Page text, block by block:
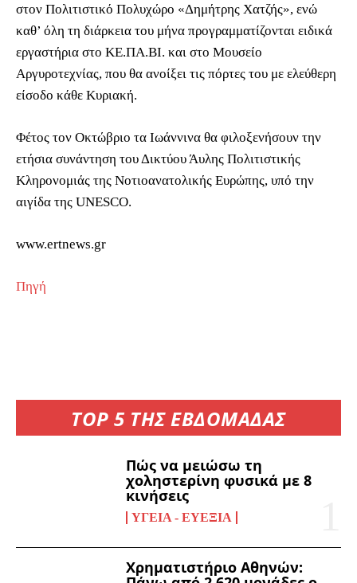
TOP 5 ΤΗΣ ΕΒΔΟΜΑΔΑΣ
Πώς να μειώσω τη
χοληστερίνη φυσικά με 8
κινήσεις
ΥΓΕΊΑ - ΕΥΕΞΊΑ
Χρηματιστήριο Αθηνών:
στον Πολιτιστικό Πολυχώρο «Δημήτρης Χατζής», ενώ
καθ’ όλη τη διάρκεια του μήνα προγραμματίζονται ειδικά
εργαστήρια στο ΚΕ.ΠΑ.ΒΙ. και στο Μουσείο
Αργυροτεχνίας, που θα ανοίξει τις πόρτες του με ελεύθερη
είσοδο κάθε Κυριακή.
Φέτος τον Οκτώβριο τα Ιωάννινα θα φιλοξενήσουν την
ετήσια συνάντηση του Δικτύου Άυλης Πολιτιστικής
Κληρονομιάς της Νοτιοανατολικής Ευρώπης, υπό την
αιγίδα της UNESCO.
www.ertnews.gr
Πηγή